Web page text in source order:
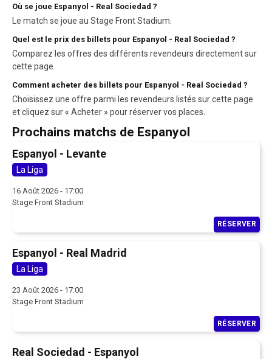
Où se joue Espanyol - Real Sociedad ?
Le match se joue au Stage Front Stadium.
Quel est le prix des billets pour Espanyol - Real Sociedad ?
Comparez les offres des différents revendeurs directement sur
cette page.
Comment acheter des billets pour Espanyol - Real Sociedad ?
Choisissez une offre parmi les revendeurs listés sur cette page
et cliquez sur « Acheter » pour réserver vos places.
Prochains matchs de Espanyol
Espanyol - Levante
La Liga
16 Août 2026 - 17:00
Stage Front Stadium
RÉSERVER
Espanyol - Real Madrid
La Liga
23 Août 2026 - 17:00
Stage Front Stadium
RÉSERVER
Real Sociedad - Espanyol